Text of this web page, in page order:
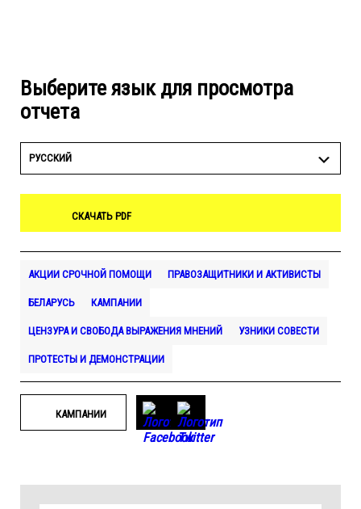
Выберите язык для просмотра
отчета
РУССКИЙ
СКАЧАТЬ PDF
АКЦИИ СРОЧНОЙ ПОМОЩИ ПРАВОЗАЩИТНИКИ И АКТИВИСТЫ
БЕЛАРУСЬ КАМПАНИИ
ЦЕНЗУРА И СВОБОДА ВЫРАЖЕНИЯ МНЕНИЙ УЗНИКИ СОВЕСТИ
ПРОТЕСТЫ И ДЕМОНСТРАЦИИ
КАМПАНИИ